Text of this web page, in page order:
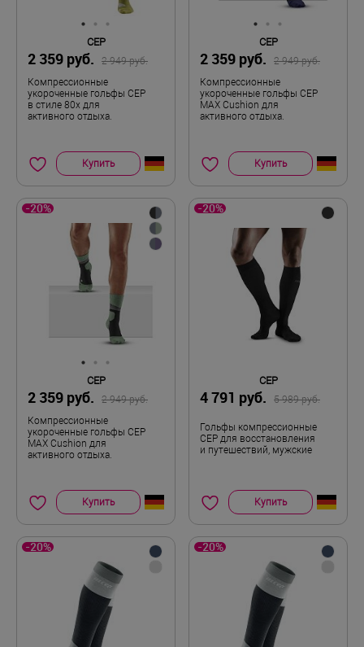
CEP
2 359 руб.
2 949 руб.
Компрессионные
укороченные гольфы CEP
в стиле 80х для
активного отдыха,
Купить
CEP
2 359 руб.
2 949 руб.
Компрессионные
укороченные гольфы CEP
MAX Cushion для
активного отдыха,
Купить
-20%
CEP
2 359 руб.
2 949 руб.
Компрессионные
укороченные гольфы CEP
MAX Cushion для
активного отдыха,
Купить
-20%
CEP
4 791 руб. 5 989 руб.
Гольфы компрессионные
CEP для восстановления
и путешествий, мужские
Купить
-20% -20%